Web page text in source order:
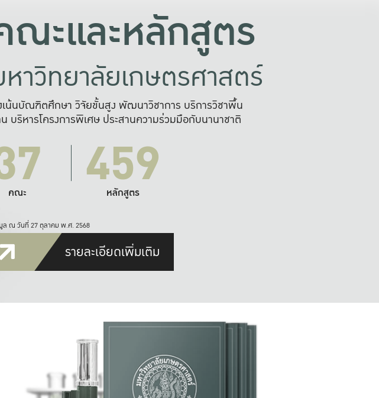
ณะและหลักสูตร
าวิทยาลัยเกษตรศาสตร์
เน้นบัณฑิตศึกษา วิจัยขั้นสูง พัฒนาวิชาการ บริการวิชาพื้น
บริหารโครงการพิเศษ ประสานความร่วมมือกับนานาชาติ
คณะ 459
หลักสูตร
ล ณ วันที่ 27 ตุลาคม พ.ศ. 2568
รายละเอียดเพิ่มเติม